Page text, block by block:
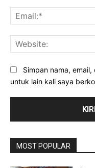
Simpan nama,
untuk lain kali saya
MOST POPULAR